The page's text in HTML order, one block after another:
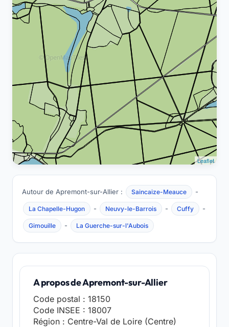
Leaflet
Autour de Apremont-sur-Allier : Saincaize-Meauce -
La Chapelle-Hugon - Neuvy-le-Barrois - Cuffy -
Gimouille - La Guerche-sur-l'Aubois
A propos de Apremont-sur-Allier
Code postal : 18150
Code INSEE : 18007
Région : Centre-Val de Loire (Centre)